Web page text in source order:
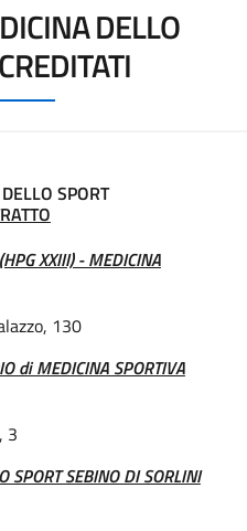
DELLO
SPORT
XXIII) - MEDICINA
130
di MEDICINA SPORTIVA
3
SPORT SEBINO DI SORLINI